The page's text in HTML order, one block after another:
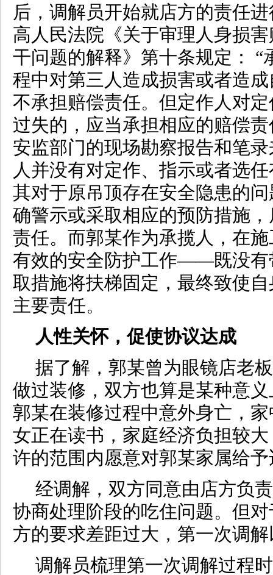
后，调解员开始就店方的责任
高人民法院《关于审理人身损
干问题的解释》第十条规定：
“
程中对第三人造成损害或者造
不承担赔偿责任。但定作人对
过失的，应当承担相应的赔偿
安监部门的现场勘察报告和笔
人并没有对定作、指示或者选
其对于原吊顶存在安全隐患的
确警示或采取相应的预防措施
责任。而郭某作为承揽人，在
有效的安全防护工作——既没有
取措施将扶梯固定，最终致使
主要责任。
人性关怀，促使协议达成
据了解，郭某曾为眼镜店老
做过装修，双方也算是某种意
郭某在装修过程中意外身亡，
女正在读书，家庭经济负担较
许的范围内愿意对郭某家属给
经调解，双方同意由店方负
协商处理阶段的吃住问题。但
方的要求差距过大，第一次调
调解员梳理第一次调解过程